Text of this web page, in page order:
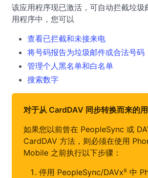
该应用程序现已激活，可自动拦截垃圾
用程序中，您可以
查看已拦截和未接来电
将号码报告为垃圾邮件或合法号码
管理个人黑名单和白名单
搜索数字
对于从 CardDAV 同步转换而来的
如果您以前曾在 PeopleSync 或
CardDAV 方法，则必须在使用
Mobile 之前执行以下步骤：
停用 PeopleSync/DAVx⁵ 中